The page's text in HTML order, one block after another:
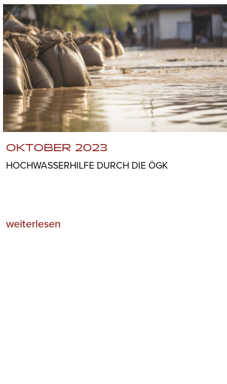
OKTOBER 2023
HOCHWASSERHILFE DURCH DIE ÖGK
weiterlesen